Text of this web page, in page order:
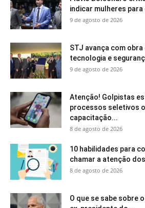
indicar mulheres para
9 de agosto de 2026
STJ avança com
tecnologia e
9 de agosto de 2026
Atenção! Golpistas
processos seletivos
capacitação...
8 de agosto de 2026
10 habilidades para
chamar a atenção
8 de agosto de 2026
O que se sabe sobre